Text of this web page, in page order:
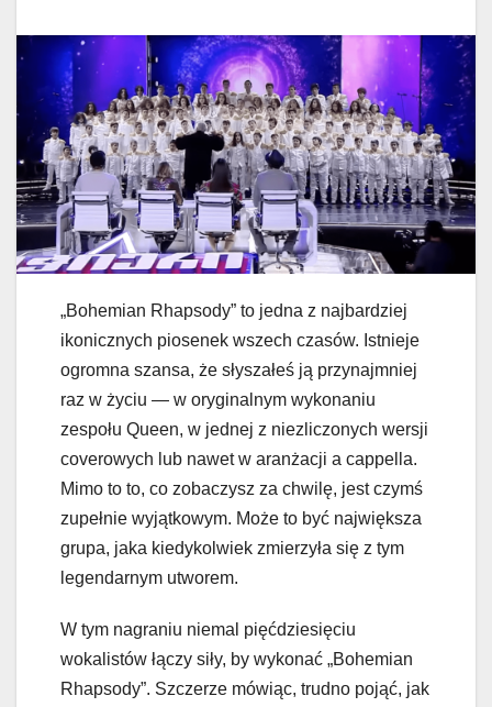
„Bohemian Rhapsody” to jedna z najbardziej
ikonicznych piosenek wszech czasów. Istnieje
ogromna szansa, że słyszałeś ją przynajmniej
raz w życiu — w oryginalnym wykonaniu
zespołu Queen, w jednej z niezliczonych wersji
coverowych lub nawet w aranżacji a cappella.
Mimo to to, co zobaczysz za chwilę, jest czymś
zupełnie wyjątkowym. Może to być największa
grupa, jaka kiedykolwiek zmierzyła się z tym
legendarnym utworem.
W tym nagraniu niemal pięćdziesięciu
wokalistów łączy siły, by wykonać „Bohemian
Rhapsody”. Szczerze mówiąc, trudno pojąć, jak